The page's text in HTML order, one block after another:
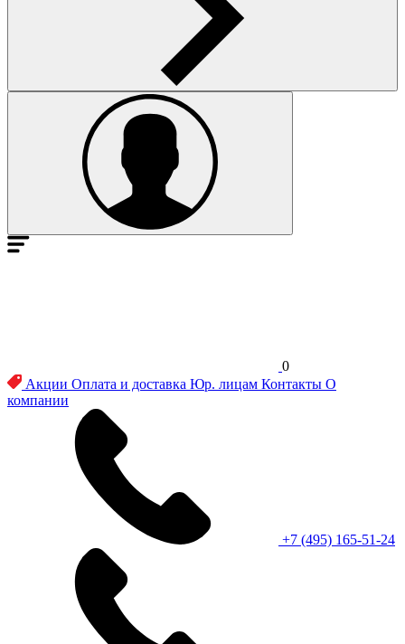
0
Акции Оплата и доставка Юр. лицам Контакты О
компании
+7 (495) 165-51-24